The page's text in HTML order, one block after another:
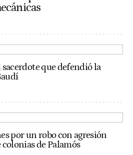
que defendió la
por un robo con agresión
colonias de Palamós